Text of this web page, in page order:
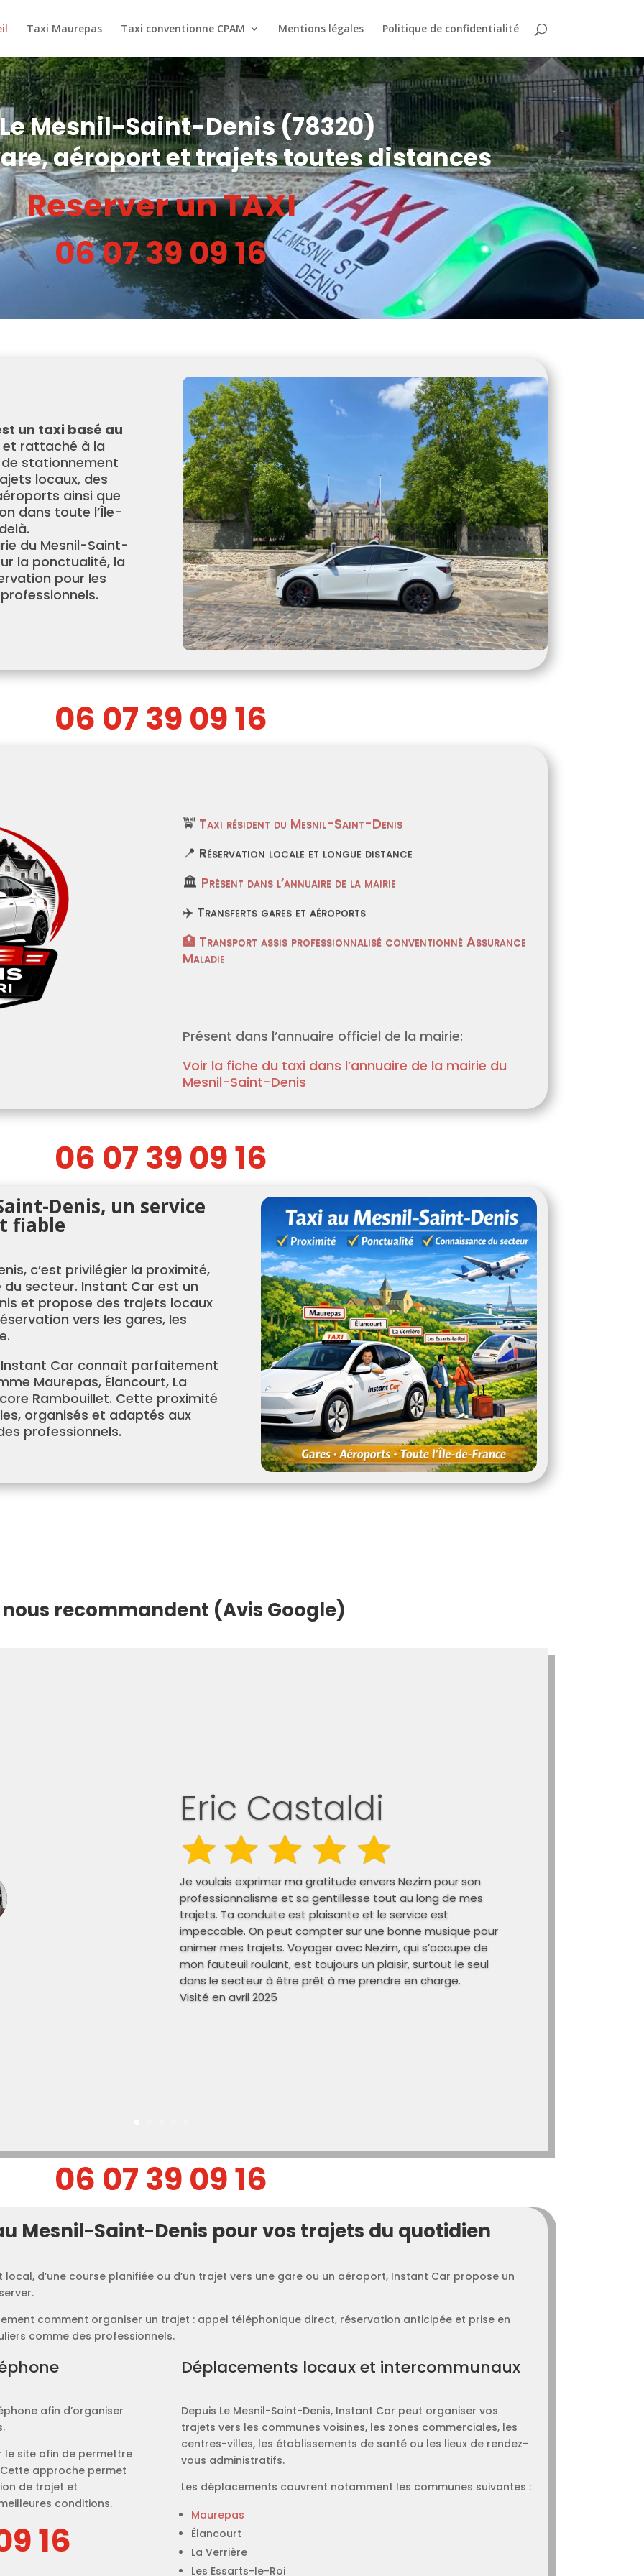
Taxi Maurepas Taxi conventionne CPAM Mentions légales Politique de confidentialité
Mesnil-Saint-Denis (78320)
aéroport et trajets toutes distances
Reserver un TAXI
06 07 39 09 16
un taxi basé au
rattaché à la
stationnement
locaux, des
ainsi que
dans toute l’Île-
du Mesnil-Saint-
la ponctualité, la
pour les
06 07 39 09 16
🚖 Taxi résident du Mesnil-Saint-Denis
📍 Réservation locale et longue distance
🏛 Présent dans l’annuaire de la mairie
✈️ Transferts gares et aéroports
🏥 Transport assis professionnalisé conventionné Assurance
Maladie
Présent dans l’annuaire officiel de la mairie:
Voir la fiche du taxi dans l’annuaire de la mairie du
Mesnil-Saint-Denis
06 07 39 09 16
Denis, un service
fiable
c’est privilégier la proximité,
secteur. Instant Car est un
et propose des trajets locaux
vers les gares, les
Car connaît parfaitement
Maurepas, Élancourt, La
Rambouillet. Cette proximité
organisés et adaptés aux
professionnels.
recommandent (Avis Google)
Eric Castaldi
Je voulais exprimer ma gratitude envers Nezim pour son
professionnalisme et sa gentillesse tout au long de mes
trajets. Ta conduite est plaisante et le service est
impeccable. On peut compter sur une bonne musique pour
animer mes trajets. Voyager avec Nezim, qui s’occupe de
mon fauteuil roulant, est toujours un plaisir, surtout le seul
dans le secteur à être prêt à me prendre en charge.
Visité en avril 2025
06 07 39 09 16
Mesnil-Saint-Denis pour vos trajets du quotidien
local, d’une course planifiée ou d’un trajet vers une gare ou un aéroport, Instant Car propose un
comment organiser un trajet : appel téléphonique direct, réservation anticipée et prise en
comme des professionnels.
afin d’organiser
le site afin de permettre
approche permet
de trajet et
conditions.
16
Déplacements locaux et intercommunaux
Depuis Le Mesnil-Saint-Denis, Instant Car peut organiser vos
trajets vers les communes voisines, les zones commerciales, les
centres-villes, les établissements de santé ou les lieux de rendez-
vous administratifs.
Les déplacements couvrent notamment les communes suivantes :
Maurepas
Élancourt
La Verrière
Les Essarts-le-Roi